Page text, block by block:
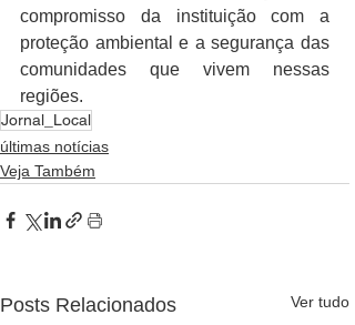
compromisso da instituição com a
proteção ambiental e a segurança das
comunidades que vivem nessas
regiões.
Jornal_Local
últimas notícias
Veja Também
Posts Relacionados Ver tudo